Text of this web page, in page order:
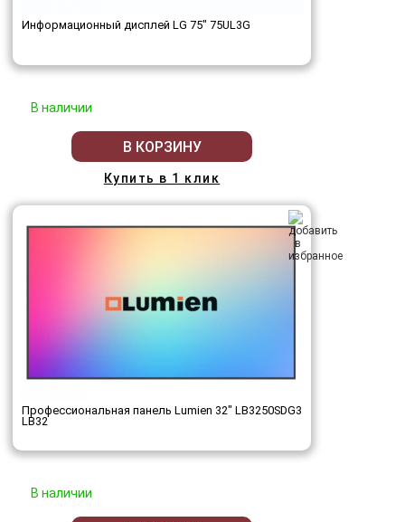
Информационный дисплей LG 75" 75UL3G
В наличии
В КОРЗИНУ
Купить в 1 клик
Профессиональная панель Lumien 32" LB3250SDG3
LB32
В наличии